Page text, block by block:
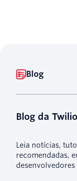
Blog
Blog da Twilio
Leia notícias,
recomendadas,